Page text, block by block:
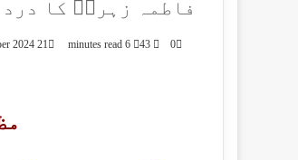
فاطمہ زہراؑ کا درد
21 December 2024 0
43
6 minutes read